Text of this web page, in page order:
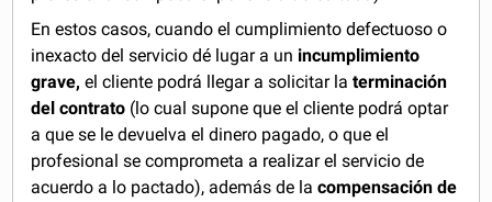
En estos casos, cuando el cumplimiento defectuoso o
inexacto del servicio dé lugar a un incumplimiento
grave, el cliente podrá llegar a solicitar laterminación
del contrato (lo cual supone que el cliente podrá optar
a que se le devuelva el dinero pagado, o que el
profesional se comprometa a realizar el servicio de
acuerdo a lo pactado), además de lacompensación de